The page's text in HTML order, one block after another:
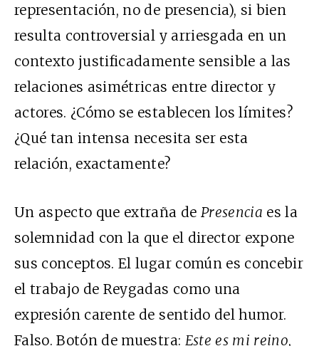
representación, no de presencia), si bien
resulta controversial y arriesgada en un
contexto justificadamente sensible a las
relaciones asimétricas entre director y
actores. ¿Cómo se establecen los límites?
¿Qué tan intensa necesita ser esta
relación, exactamente?
Un aspecto que extraña de Presencia es la
solemnidad con la que el director expone
sus conceptos. El lugar común es concebir
el trabajo de Reygadas como una
expresión carente de sentido del humor.
Falso. Botón de muestra: Este es mi reino,